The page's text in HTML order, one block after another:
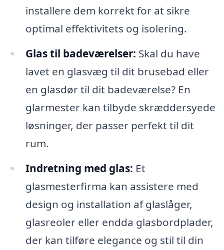
installere dem korrekt for at sikre
optimal effektivitets og isolering.
Glas til badeværelser: Skal du have
lavet en glasvæg til dit brusebad eller
en glasdør til dit badeværelse? En
glarmester kan tilbyde skræddersyede
løsninger, der passer perfekt til dit
rum.
Indretning med glas: Et
glasmesterfirma kan assistere med
design og installation af glaslåger,
glasreoler eller endda glasbordplader,
der kan tilføre elegance og stil til din